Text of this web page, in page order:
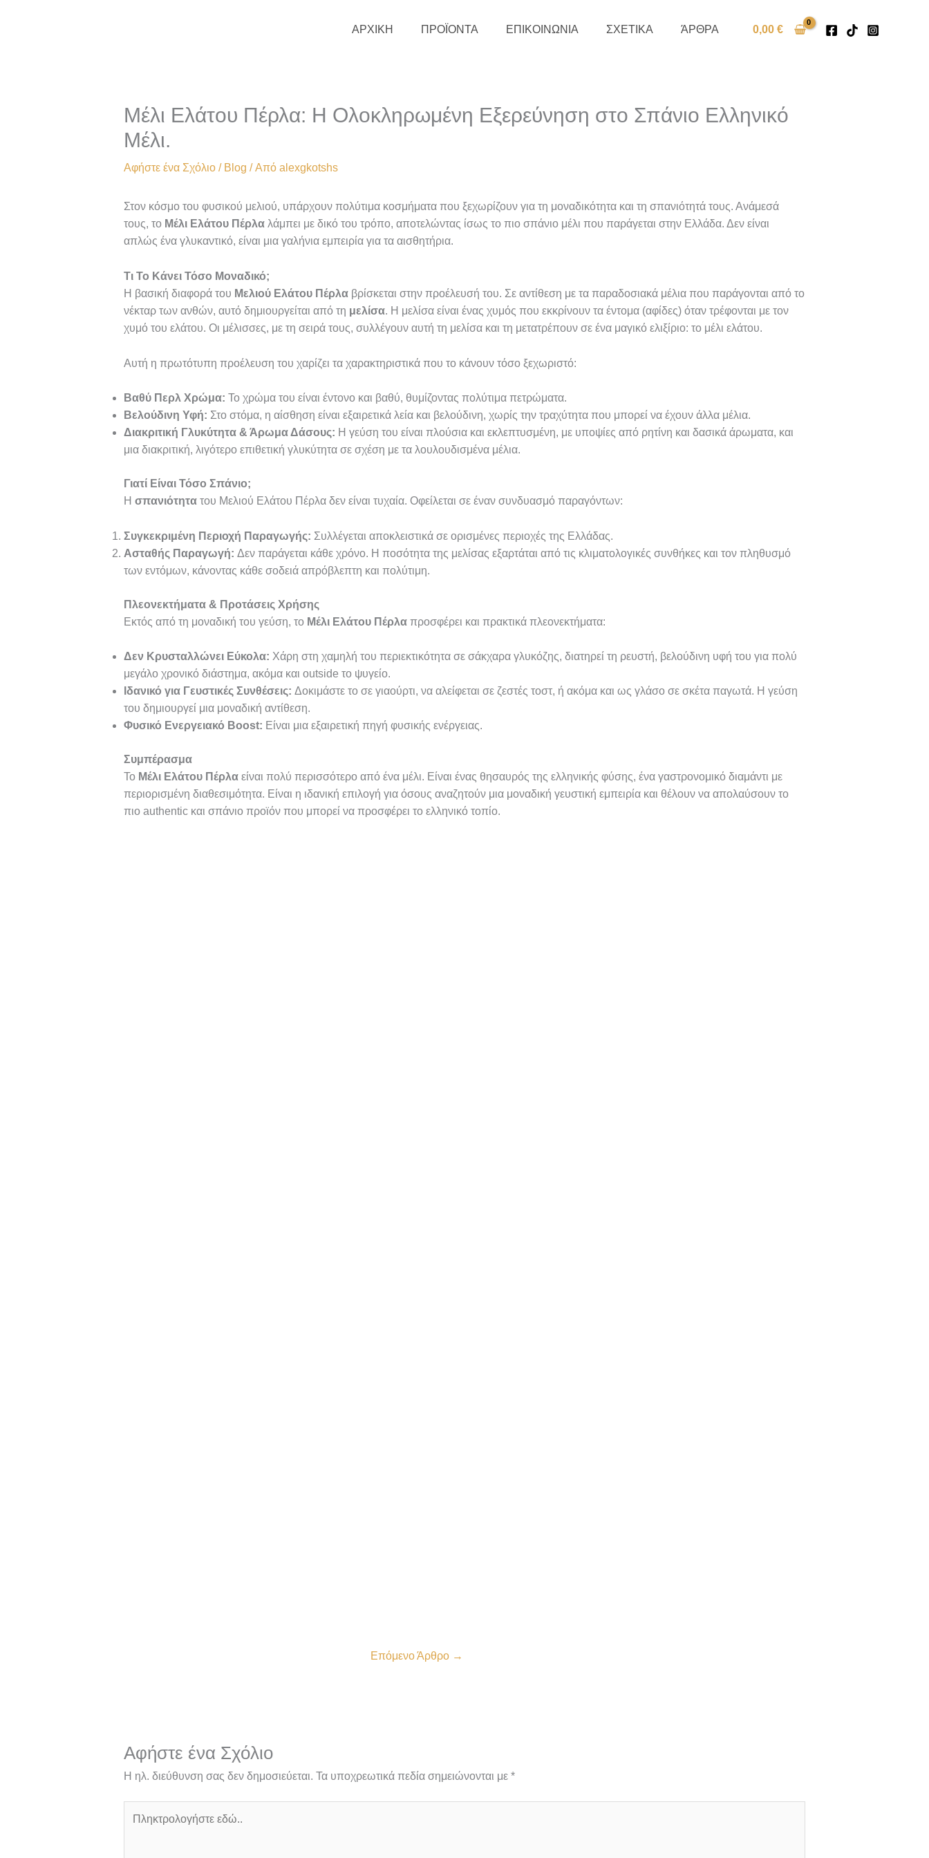
ΑΡΧΙΚΗ ΠΡΟΪΟΝΤΑ ΕΠΙΚΟΙΝΩΝΙΑ ΣΧΕΤΙΚΑ ΆΡΘΡΑ 0,00 €
Μέλι Ελάτου Πέρλα: Η Ολοκληρωμένη Εξερεύνηση στο Σπάνιο Ελληνικό
Μέλι.
Αφήστε ένα Σχόλιο / Blog / Από alexgkotshs
Στον κόσμο του φυσικού μελιού, υπάρχουν πολύτιμα κοσμήματα που ξεχωρίζουν για τη μοναδικότητα και τη σπανιότητά τους. Ανάμεσά
τους, το Μέλι Ελάτου Πέρλαλάμπει με δικό του τρόπο, αποτελώντας ίσως το πιο σπάνιο μέλι που παράγεται στην Ελλάδα. Δεν είναι
απλώς ένα γλυκαντικό, είναι μια γαλήνια εμπειρία για τα αισθητήρια.
Τι Το Κάνει Τόσο Μοναδικό;
Η βασική διαφορά του Μελιού Ελάτου Πέρλαβρίσκεται στην προέλευσή του. Σε αντίθεση με τα παραδοσιακά μέλια που παράγονται από το
νέκταρ των ανθών, αυτό δημιουργείται από τη μελίσα. Η μελίσα είναι ένας χυμός που εκκρίνουν τα έντομα (αφίδες) όταν τρέφονται με τον
χυμό του ελάτου. Οι μέλισσες, με τη σειρά τους, συλλέγουν αυτή τη μελίσα και τη μετατρέπουν σε ένα μαγικό ελιξίριο: το μέλι ελάτου.
Αυτή η πρωτότυπη προέλευση του χαρίζει τα χαρακτηριστικά που το κάνουν τόσο ξεχωριστό:
Βαθύ Περλ Χρώμα: Το χρώμα του είναι έντονο και βαθύ, θυμίζοντας πολύτιμα πετρώματα.
Βελούδινη Υφή: Στο στόμα, η αίσθηση είναι εξαιρετικά λεία και βελούδινη, χωρίς την τραχύτητα που μπορεί να έχουν άλλα μέλια.
Διακριτική Γλυκύτητα & Άρωμα Δάσους: Η γεύση του είναι πλούσια και εκλεπτυσμένη, με υποψίες από ρητίνη και δασικά άρωματα, και
μια διακριτική, λιγότερο επιθετική γλυκύτητα σε σχέση με τα λουλουδισμένα μέλια.
Γιατί Είναι Τόσο Σπάνιο;
Η σπανιότητατου Μελιού Ελάτου Πέρλα δεν είναι τυχαία. Οφείλεται σε έναν συνδυασμό παραγόντων:
Συγκεκριμένη Περιοχή Παραγωγής: Συλλέγεται αποκλειστικά σε ορισμένες περιοχές της Ελλάδας.
Ασταθής Παραγωγή: Δεν παράγεται κάθε χρόνο. Η ποσότητα της μελίσας εξαρτάται από τις κλιματολογικές συνθήκες και τον πληθυσμό
των εντόμων, κάνοντας κάθε σοδειά απρόβλεπτη και πολύτιμη.
Πλεονεκτήματα & Προτάσεις Χρήσης
Εκτός από τη μοναδική του γεύση, το Μέλι Ελάτου Πέρλαπροσφέρει και πρακτικά πλεονεκτήματα:
Δεν Κρυσταλλώνει Εύκολα: Χάρη στη χαμηλή του περιεκτικότητα σε σάκχαρα γλυκόζης, διατηρεί τη ρευστή, βελούδινη υφή του για πολύ
μεγάλο χρονικό διάστημα, ακόμα και outside το ψυγείο.
Ιδανικό για Γευστικές Συνθέσεις: Δοκιμάστε το σε γιαούρτι, να αλείφεται σε ζεστές τοστ, ή ακόμα και ως γλάσο σε σκέτα παγωτά. Η γεύση
του δημιουργεί μια μοναδική αντίθεση.
Φυσικό Ενεργειακό Boost: Είναι μια εξαιρετική πηγή φυσικής ενέργειας.
Συμπέρασμα
Το Μέλι Ελάτου Πέρλαείναι πολύ περισσότερο από ένα μέλι. Είναι ένας θησαυρός της ελληνικής φύσης, ένα γαστρονομικό διαμάντι με
περιορισμένη διαθεσιμότητα. Είναι η ιδανική επιλογή για όσους αναζητούν μια μοναδική γευστική εμπειρία και θέλουν να απολαύσουν το
πιο authentic και σπάνιο προϊόν που μπορεί να προσφέρει το ελληνικό τοπίο.
Επόμενο Άρθρο →
Αφήστε ένα Σχόλιο
Η ηλ. διεύθυνση σας δεν δημοσιεύεται. Τα υποχρεωτικά πεδία σημειώνονται με *
εδώ..